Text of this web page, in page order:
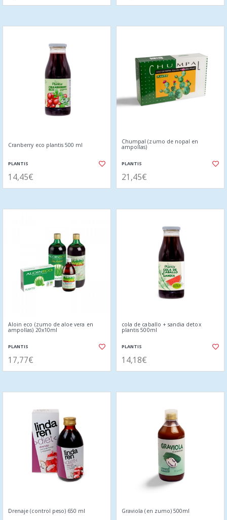
Cranberry eco plantis 500 ml
PLANTIS
14,45€
Chumpal (zumo de nopal en
ampollas)
PLANTIS
21,45€
Aloin eco (zumo de aloe vera en
ampollas) 20x10ml
PLANTIS
17,77€
cola de caballo + sandia detox
plantis 500ml
PLANTIS
14,18€
Drenaje (control peso) 650 ml Graviola (en zumo) 500ml